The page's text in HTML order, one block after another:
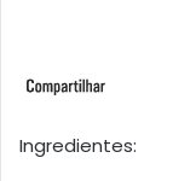
Ingredientes: